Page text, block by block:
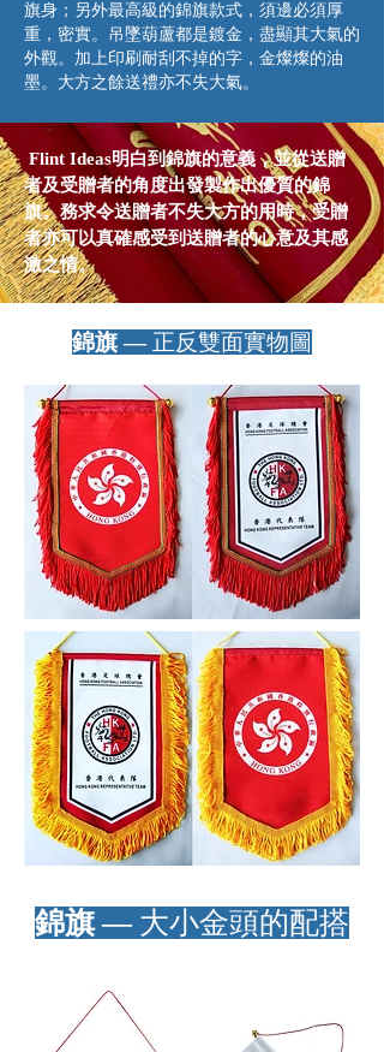
旗身；另外最高級的錦旗款式，須邊必須厚
重，密實。吊墜葫蘆都是鍍金，盡顯其大氣的
外觀。加上印刷耐刮不掉的字，金燦燦的油
墨。大方之餘送禮亦不失大氣。
Flint Ideas明白到錦旗的意義，並從送贈
者及受贈者的角度出發製作出優質的錦
旗。務求令送贈者不失大方的用時，受贈
者亦可以真確感受到送贈者的心意及其感
激之情。
​錦旗 — 正反雙面實物圖
​錦旗 — 大小金頭的配搭